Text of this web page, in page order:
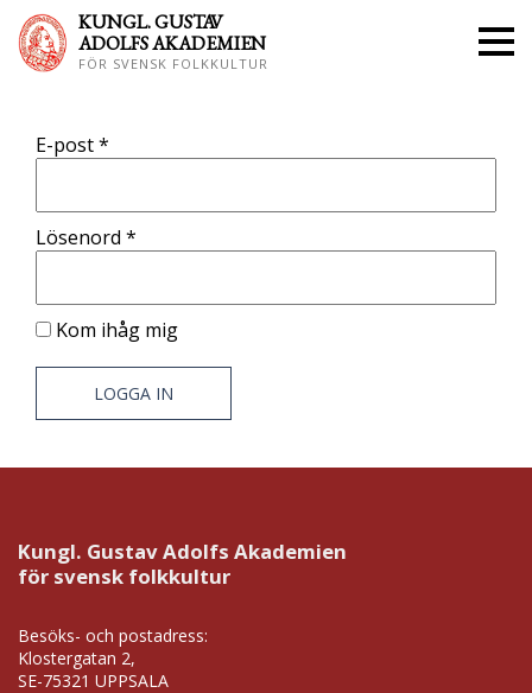
KUNGL. GUSTAV
ADOLFS AKADEMIEN
FÖR SVENSK FOLKKULTUR
E-post*
Lösenord *
Kom ihåg mig
LOGGA IN
Kungl. Gustav Adolfs Akademien
för svensk folkkultur
Besöks- och postadress:
Klostergatan 2,
SE-75321 UPPSALA